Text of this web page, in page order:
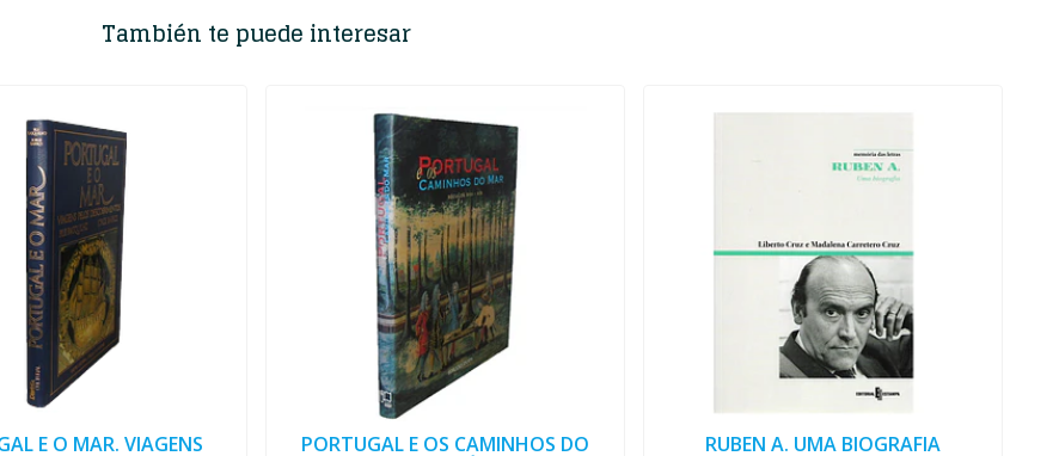
También te puede interesar
E O MAR. VIAGENS
PORTUGAL E OS CAMINHOS DO
RUBEN A. UMA BIOGRAFIA